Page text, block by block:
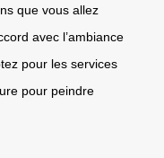
que vous allez
avec l’ambiance
pour les services
pour peindre